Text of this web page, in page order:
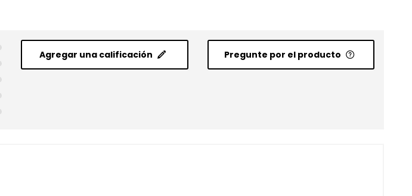
Agregar una calificación Pregunte por el producto